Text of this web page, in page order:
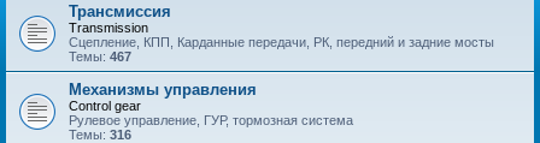
Трансмиссия
Transmission
Сцепление, КПП, Карданные передачи, РК, передний и задние мосты
Темы: 467
Механизмы управления
Control gear
Рулевое управление, ГУР, тормозная система
Темы: 316